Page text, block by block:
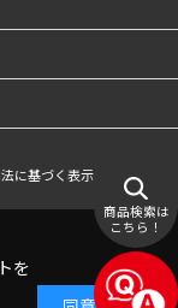
に基づく表示
商品検索は
こちら！
を